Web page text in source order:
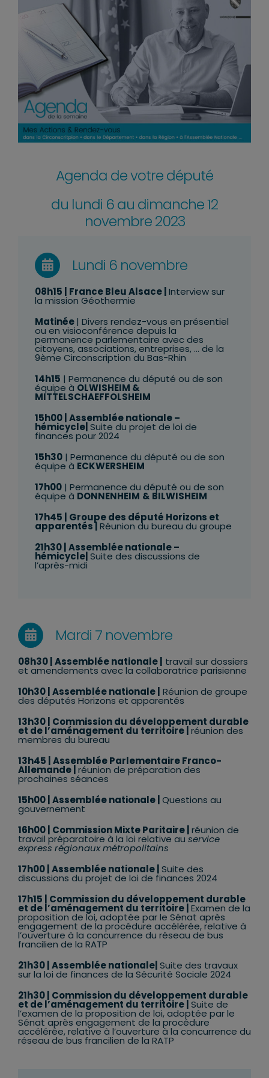
Agenda de votre député
du lundi 6 au dimanche 12
novembre 2023
Lundi 6 novembre
08h15 | France Bleu Alsace | Interview sur
la mission Géothermie
Matinée| Divers rendez-vous en présentiel
ou en visioconférence depuis la
permanence parlementaire avec des
citoyens, associations, entreprises, … de la
9ème Circonscription du Bas-Rhin
14h15 | Permanence du député ou de son
équipe à OLWISHEIM &
MITTELSCHAEFFOLSHEIM
15h00| Assemblée nationale –
hémicycle| Suite du projet de loi de
finances pour 2024
15h30| Permanence du député ou de son
équipe à ECKWERSHEIM
17h00| Permanence du député ou de son
équipe à DONNENHEIM & BILWISHEIM
17h45 | Groupe des député Horizons et
apparentés | Réunion du bureau du groupe
21h30| Assemblée nationale –
hémicycle| Suite des discussions de
l’après-midi
Mardi 7 novembre
08h30 | Assemblée nationale | travail sur dossiers
et amendements avec la collaboratrice parisienne
10h30 | Assemblée nationale | Réunion de groupe
des députés Horizons et apparentés
13h30 | Commission du développement durable
et de l’aménagement du territoire | réunion des
membres du bureau
13h45 | Assemblée Parlementaire Franco-
Allemande | réunion de préparation des
prochaines séances
15h00 | Assemblée nationale | Questions au
gouvernement
16h00 | Commission Mixte Paritaire | réunion de
travail préparatoire à la loi relative au service
express régionaux métropolitains
17h00 | Assemblée nationale | Suite des
discussions du projet de loi de finances 2024
17h15 | Commission du développement durable
et de l’aménagement du territoire | Examen de la
proposition de loi, adoptée par le Sénat après
engagement de la procédure accélérée, relative à
l’ouverture à la concurrence du réseau de bus
francilien de la RATP
21h30 | Assemblée nationale| Suite des travaux
sur la loi de finances de la Sécurité Sociale 2024
21h30 | Commission du développement durable
et de l’aménagement du territoire | Suite de
l’examen de la proposition de loi, adoptée par le
Sénat après engagement de la procédure
accélérée, relative à l’ouverture à la concurrence du
réseau de bus francilien de la RATP